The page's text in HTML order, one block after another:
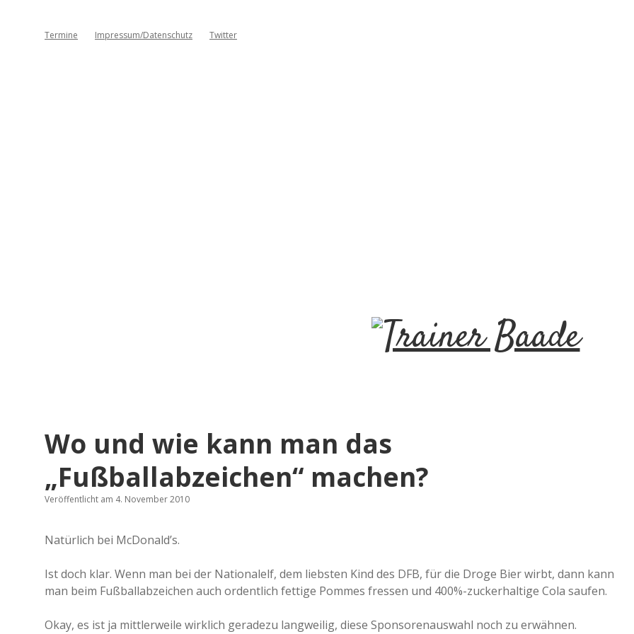
Termine Impressum/Datenschutz Twitter
T
i
n
r
Wo und wie kann man das
„Fußballabzeichen“ machen?
Veröffentlicht am 4. November 2010
Natürlich bei McDonald’s.
Ist doch klar. Wenn man bei der Nationalelf, dem liebsten Kind des DFB, für die Droge Bier wirbt, dann kann
man beim Fußballabzeichen auch ordentlich fettige Pommes fressen und 400%-zuckerhaltige Cola saufen.
Okay, es ist ja mittlerweile wirklich geradezu langweilig, diese Sponsorenauswahl noch zu erwähnen.